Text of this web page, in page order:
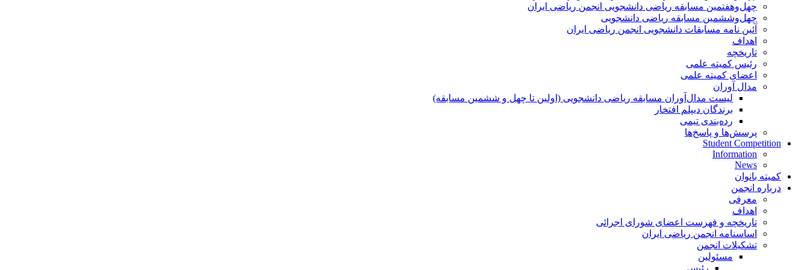
چهل‌و‌هفتمین مسابقه ریاضی دانشجویی انجمن ریاضی ایران
چهل‌و‌ششمین مسابقه ریاضی دانشجویی
آئین نامه مسابقات دانشجویی انجمن ریاضی ایران
اهداف
تاریخچه
رئیس کمیته علمی
اعضای کمیته علمی
مدال آوران
لیست مدال‌آوران مسابقه ریاضی دانشجویی (اولین تا چهل‌ و ششمین مسابقه)
برندگان دیپلم افتخار
رده‌بندی تیمی
پرسش‌ها و پاسخ‌ها
Student Competition
Information
News
کمیته بانوان
درباره انجمن
معرفی
اهداف
تاریخچه و فهرست اعضای شورای اجرائی
اساسنامه انجمن ریاضی ایران
تشکیلات انجمن
مسئولین
رئیس